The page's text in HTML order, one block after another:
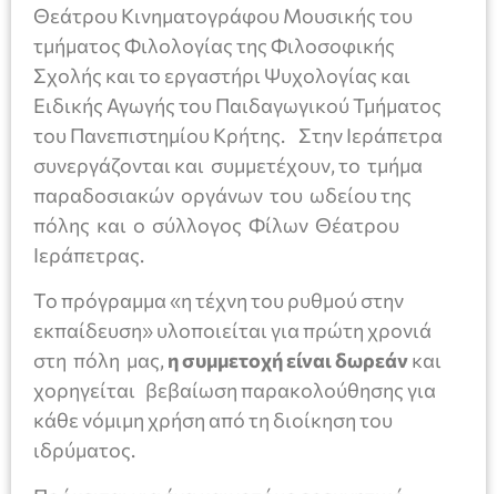
Θεάτρου Κινηματογράφου Μουσικής του
τμήματος Φιλολογίας της Φιλοσοφικής
Σχολής και το εργαστήρι Ψυχολογίας και
Ειδικής Αγωγής του Παιδαγωγικού Τμήματος
του Πανεπιστημίου Κρήτης. Στην Ιεράπετρα
συνεργάζονται και συμμετέχουν, το τμήμα
παραδοσιακών οργάνων του ωδείου της
πόλης και ο σύλλογος Φίλων Θέατρου
Ιεράπετρας.
Το πρόγραμμα «η τέχνη του ρυθμού στην
εκπαίδευση» υλοποιείται για πρώτη χρονιά
στη πόλη μας, η συμμετοχή είναι δωρεάνκαι
χορηγείται βεβαίωση παρακολούθησης για
κάθε νόμιμη χρήση από τη διοίκηση του
ιδρύματος.